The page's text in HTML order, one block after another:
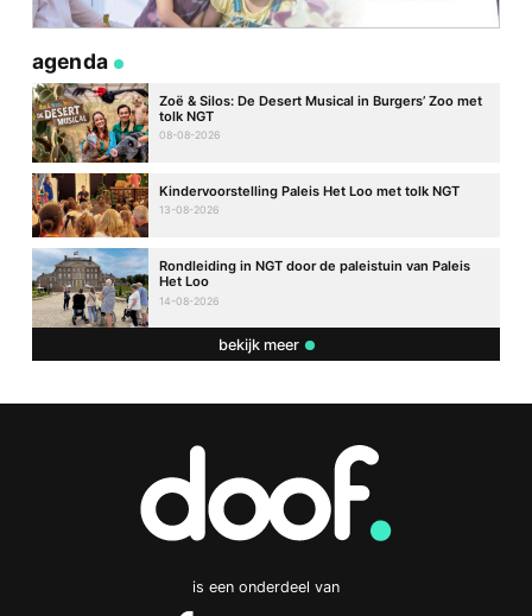
agenda
Zoë & Silos: De Desert Musical in Burgers’ Zoo met
tolk NGT
08-08-2026
Kindervoorstelling Paleis Het Loo met tolk NGT
13-08-2026
Rondleiding in NGT door de paleistuin van Paleis
Het Loo
14-08-2026
bekijk meer
is een onderdeel van